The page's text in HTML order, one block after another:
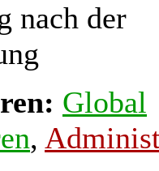
nach der
Global
,